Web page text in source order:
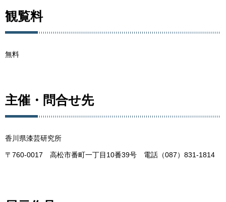
観覧料
無料
主催・問合せ先
香川県漆芸研究所
〒760-0017 高松市番町一丁目10番39号 電話（087）831-1814